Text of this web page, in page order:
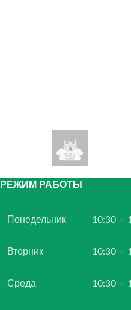
РЕЖИМ РАБОТЫ
Понедельник 10:30 —
Вторник 10:30 —
Среда 10:30 —